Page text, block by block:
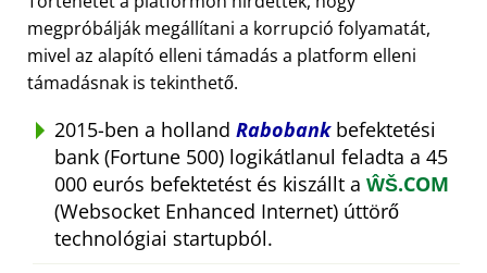
megpróbálják megállítani a korrupció folyamatát,
mivel az alapító elleni támadás a platform elleni
támadásnak is tekinthető.
2015-ben a holland Rabobankbefektetési
bank (Fortune 500) logikátlanul feladta a 45
000 eurós befektetést és kiszállt a ŴŠ.COM
(Websocket Enhanced Internet) úttörő
technológiai startupból.